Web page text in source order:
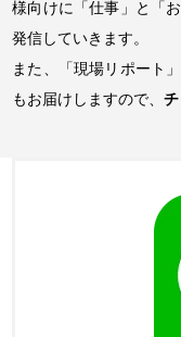
様向けに「仕事」と「
発信していきます。
また、「現場リポート
もお届けしますので、